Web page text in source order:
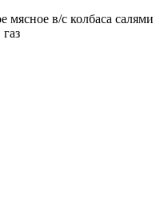
мясное в/c колбаса салями